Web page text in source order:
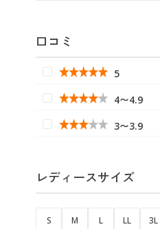
口コミ
5
4〜4.9
3〜3.9
レディースサイズ
S M L LL 3L